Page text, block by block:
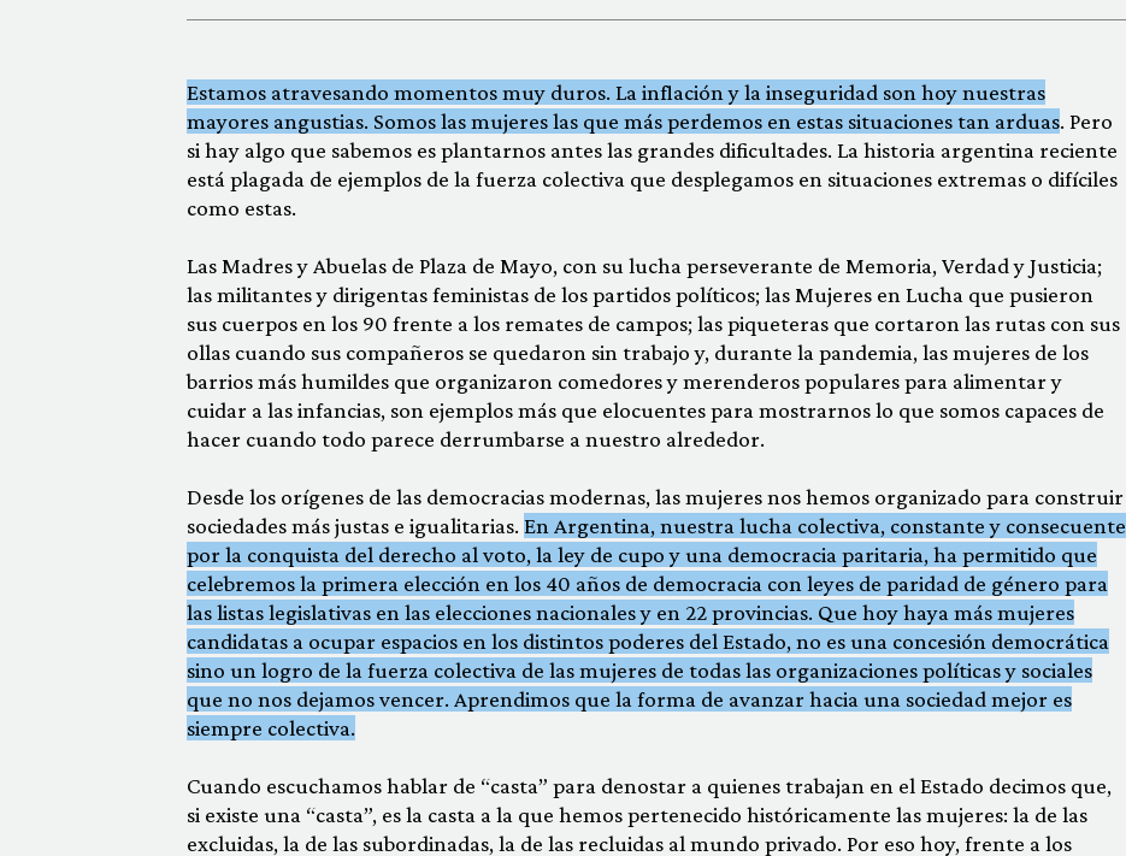
Estamos atravesando momentos muy duros. La inflación y la inseguridad son hoy nuestras
mayores angustias. Somos las mujeres las que más perdemos en estas situaciones tan arduas. Pero
si hay algo que sabemos es plantarnos antes las grandes dificultades. La historia argentina reciente
está plagada de ejemplos de la fuerza colectiva que desplegamos en situaciones extremas o difíciles
como estas.
Las Madres y Abuelas de Plaza de Mayo, con su lucha perseverante de Memoria, Verdad y Justicia;
las militantes y dirigentas feministas de los partidos políticos; las Mujeres en Lucha que pusieron
sus cuerpos en los 90 frente a los remates de campos; las piqueteras que cortaron las rutas con sus
ollas cuando sus compañeros se quedaron sin trabajo y, durante la pandemia, las mujeres de los
barrios más humildes que organizaron comedores y merenderos populares para alimentar y
cuidar a las infancias, son ejemplos más que elocuentes para mostrarnos lo que somos capaces de
hacer cuando todo parece derrumbarse a nuestro alrededor.
Desde los orígenes de las democracias modernas, las mujeres nos hemos organizado para construir
sociedades más justas e igualitarias. En Argentina, nuestra lucha colectiva, constante y consecuente
por la conquista del derecho al voto, la ley de cupo y una democracia paritaria, ha permitido que
celebremos la primera elección en los 40 años de democracia con leyes de paridad de género para
las listas legislativas en las elecciones nacionales y en 22 provincias. Que hoy haya más mujeres
candidatas a ocupar espacios en los distintos poderes del Estado, no es una concesión democrática
sino un logro de la fuerza colectiva de las mujeres de todas las organizaciones políticas y sociales
que no nos dejamos vencer. Aprendimos que la forma de avanzar hacia una sociedad mejor es
siempre colectiva.
Cuando escuchamos hablar de “casta” para denostar a quienes trabajan en el Estado decimos que,
si existe una “casta”, es la casta a la que hemos pertenecido históricamente las mujeres: la de las
excluidas, la de las subordinadas, la de las recluidas al mundo privado. Por eso hoy, frente a los